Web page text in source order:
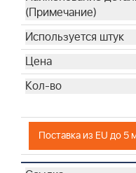
Поставка из EU до 5